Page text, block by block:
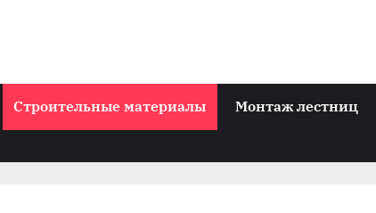
Строительные материалы Монтаж лестниц